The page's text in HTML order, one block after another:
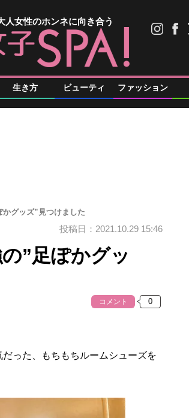
人女性のホンネに向き合う
生き方 ビューティ ファッション
グッズ”見つけました
投稿日：2021.10.29 15:46
”足ぽかグッ
コメント
った、もちもちルームシューズを